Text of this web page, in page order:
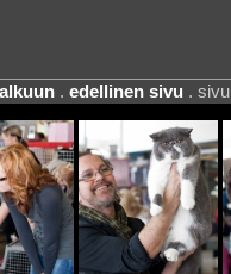
alkuun . edellinen sivu . sivu